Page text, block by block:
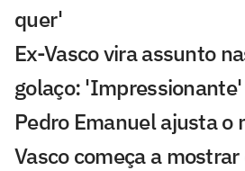
quer'
Ex-Vasco vira assunto
golaço: 'Impressionante'
Pedro Emanuel ajusta o
Vasco começa a